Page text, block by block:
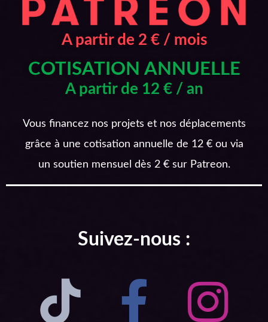
A partir de 2 € / mois
COTISATION ANNUELLE
A partir de 12 € / an
Vous financez nos projets et nos déplacements
grâce à une cotisation annuelle de 12 € ou via
un soutien mensuel dès 2 € sur Patreon.
Suivez-nous :